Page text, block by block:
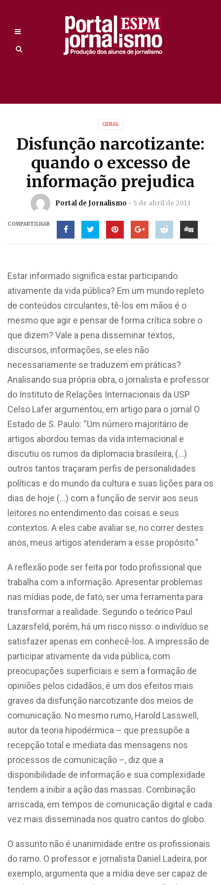
GERAL
Disfunção narcotizante:
quando o excesso de
informação prejudica
Portal de Jornalismo 5 de abril de 2013
COMPARTILHAR
Estar informado significa estar participando
ativamente da vida pública? Em um mundo repleto
de conteúdos circulantes, tê-los em mãos é o
mesmo que agir e pensar de forma crítica sobre o
que dizem? Vale a pena disseminar textos,
discursos, informações, se eles não
necessariamente se traduzem em práticas?
Analisando sua própria obra, o jornalista e professor
do Instituto de Relações Internacionais da USP
Celso Lafer argumentou, em artigo para o jornal O
Estado de S. Paulo: “Um número majoritário de
artigos abordou temas da vida internacional e
discutiu os rumos da diplomacia brasileira, (…)
outros tantos traçaram perfis de personalidades
políticas e do mundo da cultura e suas lições para os
dias de hoje (…) com a função de servir aos seus
leitores no entendimento das coisas e seus
contextos. A eles cabe avaliar se, no correr destes
anos, meus artigos atenderam a esse propósito.”
A reflexão pode ser feita por todo profissional que
trabalha com a informação. Apresentar problemas
nas mídias pode, de fato, ser uma ferramenta para
transformar a realidade. Segundo o teórico Paul
Lazarsfeld, porém, há um risco nisso: o indivíduo se
satisfazer apenas em conhecê-los. A impressão de
participar ativamente da vida pública, com
preocupações superficiais e sem a formação de
opiniões pelos cidadãos, é um dos efeitos mais
graves da disfunção narcotizante dos meios de
comunicação. No mesmo rumo, Harold Lasswell,
autor da teoria hipodérmica – que pressupõe a
recepção total e imediata das mensagens nos
processos de comunicação –, diz que a
disponibilidade de informação e sua complexidade
tendem a inibir a ação das massas. Combinação
arriscada, em tempos de comunicação digital e cada
vez mais disseminada nos quatro cantos do globo.
O assunto não é unanimidade entre os profissionais
do ramo. O professor e jornalista Daniel Ladeira, por
exemplo, argumenta que a mídia deve ser capaz de